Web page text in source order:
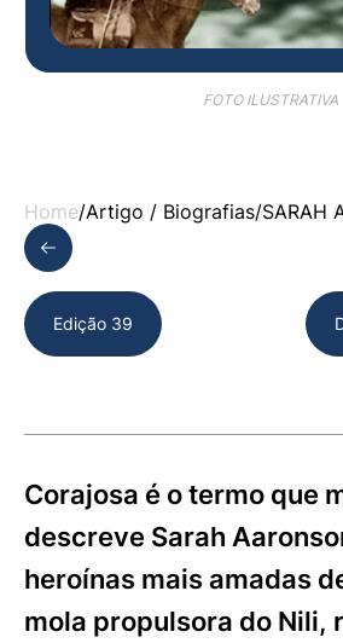
FOTO ILUSTRATIVA
Home/Artigo / Biografias/SARAH
Edição 39
Corajosa é o termo que
descreve Sarah
heroínas mais amadas
mola propulsora do Nili,